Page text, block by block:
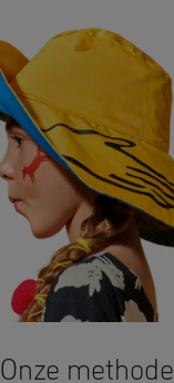
Onze methode